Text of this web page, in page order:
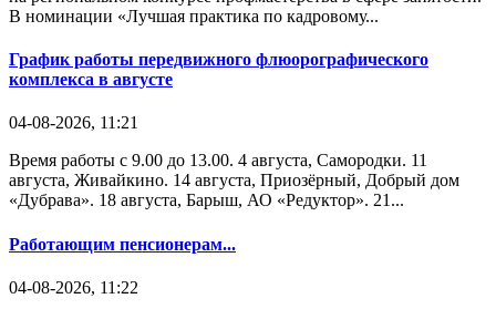
В номинации «Лучшая практика по кадровому...
График работы передвижного флюорографического
комплекса в августе
04-08-2026, 11:21
Время работы с 9.00 до 13.00. 4 августа, Самородки. 11
августа, Живайкино. 14 августа, Приозёрный, Добрый дом
«Дубрава». 18 августа, Барыш, АО «Редуктор». 21...
Работающим пенсионерам...
04-08-2026, 11:22